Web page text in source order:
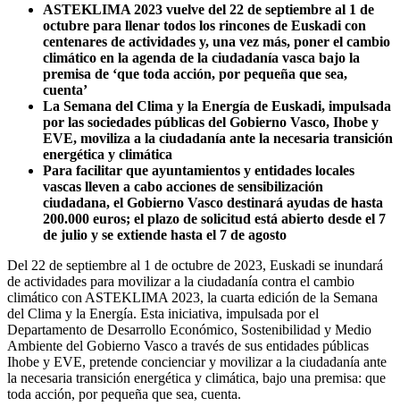
ASTEKLIMA 2023 vuelve del 22 de septiembre al 1 de
octubre para llenar todos los rincones de Euskadi con
centenares de actividades y, una vez más, poner el cambio
climático en la agenda de la ciudadanía vasca bajo la
premisa de ‘que toda acción, por pequeña que sea,
cuenta’
La Semana del Clima y la Energía de Euskadi, impulsada
por las sociedades públicas del Gobierno Vasco, Ihobe y
EVE, moviliza a la ciudadanía ante la necesaria transición
energética y climática
Para facilitar que ayuntamientos y entidades locales
vascas lleven a cabo acciones de sensibilización
ciudadana, el Gobierno Vasco destinará ayudas de hasta
200.000 euros; el plazo de solicitud está abierto desde el 7
de julio y se extiende hasta el 7 de agosto
Del 22 de septiembre al 1 de octubre de 2023, Euskadi se inundará
de actividades para movilizar a la ciudadanía contra el cambio
climático con ASTEKLIMA 2023, la cuarta edición de la Semana
del Clima y la Energía. Esta iniciativa, impulsada por el
Departamento de Desarrollo Económico, Sostenibilidad y Medio
Ambiente del Gobierno Vasco a través de sus entidades públicas
Ihobe y EVE, pretende concienciar y movilizar a la ciudadanía ante
la necesaria transición energética y climática, bajo una premisa: que
toda acción, por pequeña que sea, cuenta.